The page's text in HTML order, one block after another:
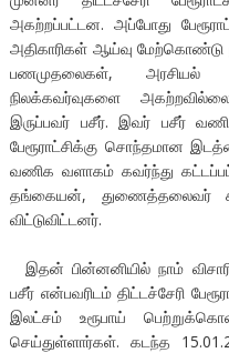
அகற்றப்பட்டன. அப்போது
அதிகாரிகள் ஆய்வு மேற்கொண்டு
பணமுதலைகள், அரசியல்
நிலக்கவர்வுகளை
இருப்பவர் பசீர். இவர் பசீர்
பேரூராட்சிக்கு சொந்தமான
வணிக வளாகம் கவர்ந்து
தங்கையன், துணைத்தலைவர்
விட்டுவிட்டனர்.
இதன் பின்னனியில் நாம்
பசீர் என்பவரிடம் திட்டச்சேரி
இலட்சம் உரூபாய்
செய்துள்ளார்கள். கடந்த